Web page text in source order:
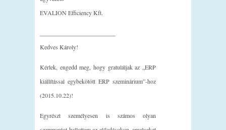
EVALION Efficiency Kft.
Kedves Károly!
Kérlek, engedd meg, hogy gratuláljak az „ERP
kiállítással egybekötött ERP szeminárium”-hoz
(2015.10.22)!
Egyrészt személyesen is számos olyan